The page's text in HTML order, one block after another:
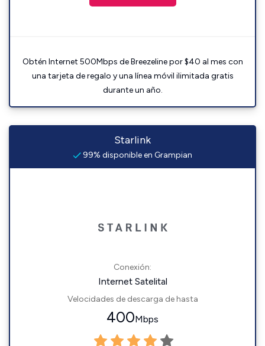
Obtén Internet 500Mbps de Breezeline por $40 al mes con
una tarjeta de regalo y una línea móvil ilimitada gratis
durante un año.
Starlink
99% disponible en Grampian
Conexión:
Internet Satelital
Velocidades de descarga de hasta
400Mbps